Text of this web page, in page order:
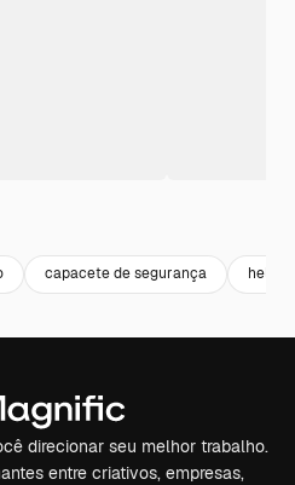
capacete de segurança helmet
direcionar seu melhor trabalho.
entre criativos, empresas,